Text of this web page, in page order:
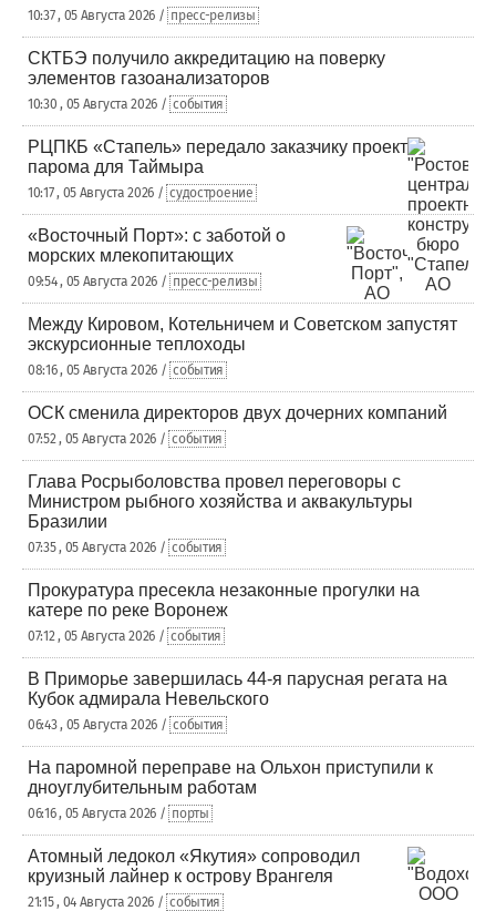
10:37 , 05 Августа 2026 / пресс-релизы
СКТБЭ получило аккредитацию на поверку
элементов газоанализаторов
10:30 , 05 Августа 2026 / события
РЦПКБ «Стапель» передало заказчику проект
парома для Таймыра
10:17 , 05 Августа 2026 / судостроение
«Восточный Порт»: с заботой о
морских млекопитающих
09:54 , 05 Августа 2026 / пресс-релизы
Между Кировом, Котельничем и Советском запустят
экскурсионные теплоходы
08:16 , 05 Августа 2026 / события
ОСК сменила директоров двух дочерних компаний
07:52 , 05 Августа 2026 / события
Глава Росрыболовства провел переговоры с
Министром рыбного хозяйства и аквакультуры
Бразилии
07:35 , 05 Августа 2026 / события
Прокуратура пресекла незаконные прогулки на
катере по реке Воронеж
07:12 , 05 Августа 2026 / события
В Приморье завершилась 44-я парусная регата на
Кубок адмирала Невельского
06:43 , 05 Августа 2026 / события
На паромной переправе на Ольхон приступили к
дноуглубительным работам
06:16 , 05 Августа 2026 / порты
Атомный ледокол «Якутия» сопроводил
круизный лайнер к острову Врангеля
21:15 , 04 Августа 2026 / события